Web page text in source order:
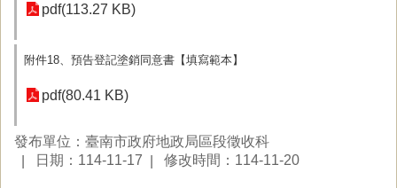
pdf(113.27 KB)
附件18、預告登記塗銷同意書【填寫範本】
pdf(80.41 KB)
發布單位：臺南市政府地政局區段徵收科
日期：114-11-17
修改時間：114-11-20